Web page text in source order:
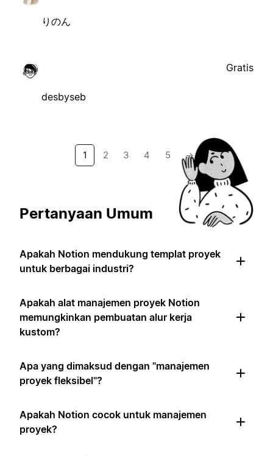
りのん
desbyseb
Gratis
1 2 3 4 5 →
Pertanyaan Umum
Apakah Notion mendukung templat proyek
untuk berbagai industri?
Apakah alat manajemen proyek Notion
memungkinkan pembuatan alur kerja
kustom?
Apa yang dimaksud dengan "manajemen
proyek fleksibel"?
Apakah Notion cocok untuk manajemen
proyek?